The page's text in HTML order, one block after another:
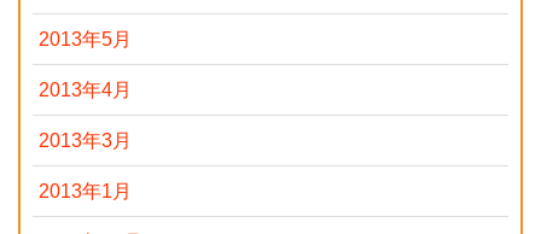
2013年5月
2013年4月
2013年3月
2013年1月